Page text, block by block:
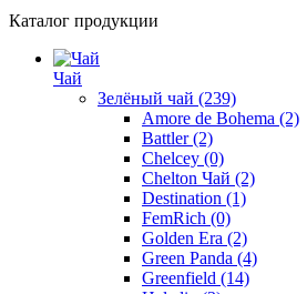
Каталог продукции
Чай
Зелёный чай (239)
Amore de Bohema (2)
Battler(2)
Chelcey (0)
Chelton Чай (2)
Destination (1)
FemRich (0)
Golden Era (2)
Green Panda (4)
Greenfield (14)